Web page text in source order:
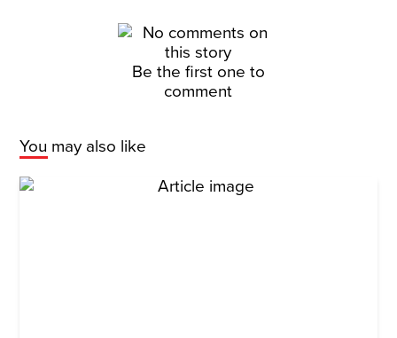
Be the first one to
comment
You may also like